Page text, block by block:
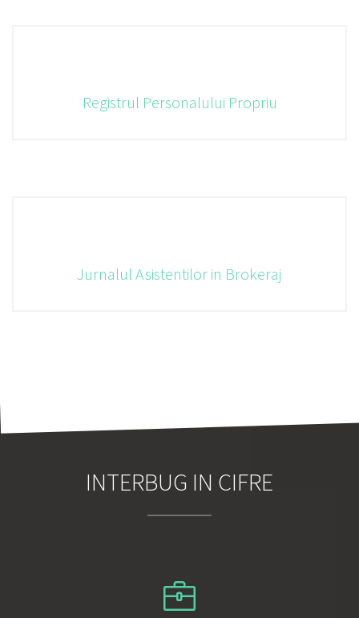
Registrul Personalului Propriu
Jurnalul Asistentilor in Brokeraj
INTERBUG IN CIFRE